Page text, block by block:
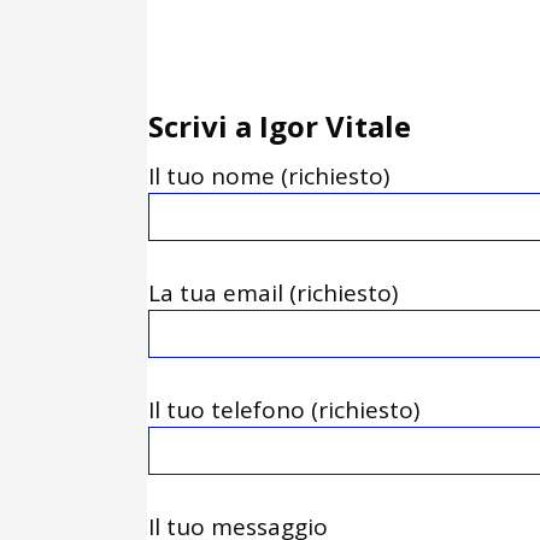
Scrivi a Igor Vitale
Il tuo nome (richiesto)
La tua email (richiesto)
Il tuo telefono (richiesto)
Il tuo messaggio